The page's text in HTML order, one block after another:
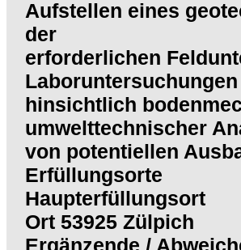
Aufstellen eines
der
erforderlichen
Laboruntersuchungen
hinsichtlich
umwelttechnischer
von potentiellen
Erfüllungsorte
Haupterfüllungsort
Ort 53925 Zülpich
Ergänzende /